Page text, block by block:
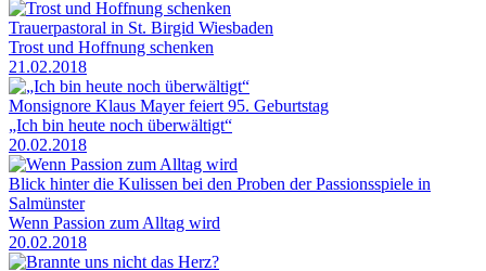
Trauerpastoral in St. Birgid Wiesbaden
Trost und Hoffnung schenken
21.02.2018
Monsignore Klaus Mayer feiert 95. Geburtstag
„Ich bin heute noch überwältigt“
20.02.2018
Blick hinter die Kulissen bei den Proben der Passionsspiele in
Salmünster
Wenn Passion zum Alltag wird
20.02.2018